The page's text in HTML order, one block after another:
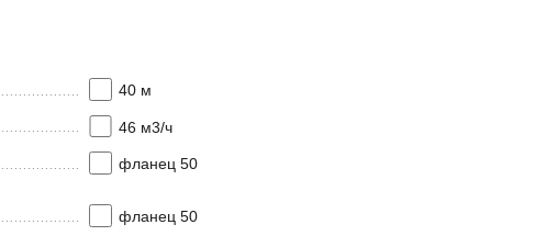
40 м
46 м3/ч
фланец 50
фланец 50